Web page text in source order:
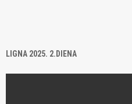
LIGNA 2025. 2.DIENA